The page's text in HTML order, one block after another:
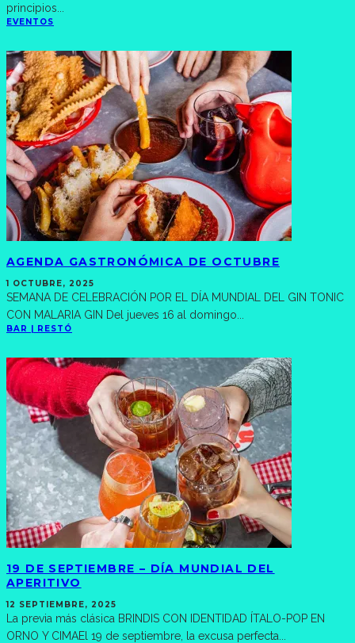
principios
EVENTOS
AGENDA GASTRONÓMICA DE OCTUBRE
1 OCTUBRE, 2025
SEMANA DE CELEBRACIÓN POR EL DÍA MUNDIAL DEL GIN TONIC
CON MALARIA GIN Del jueves 16 al domingo
BAR | RESTÓ
19 DE SEPTIEMBRE – DÍA MUNDIAL DEL
APERITIVO
12 SEPTIEMBRE, 2025
La previa más clásica BRINDIS CON IDENTIDAD ÍTALO-POP EN
ORNO Y CIMAEl 19 de septiembre, la excusa perfecta